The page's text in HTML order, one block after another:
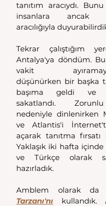
tanıtım aracıydı.
insanlara ancak
aracılığıyla
Tekrar çalıştığım
Antalya'ya döndüm.
vakit
düşünürken bir başka
başıma geldi ve
sakatlandı.
nedeniyle dinlenirken
ve Atlantis'i
açarak tanıtma fırsatı
Yaklaşık iki hafta
ve Türkçe olarak
hazırladık.
Amblem olarak da
Tarzanı'nı kullandık.